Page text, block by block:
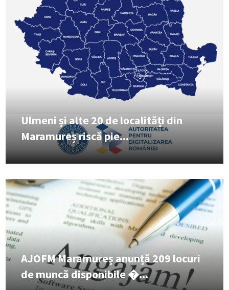
Ulmeni și alte 20 de localități din
Maramureș riscă pie...
AJOFM Maramureș anunță 209 locuri
de muncă disponibile �...